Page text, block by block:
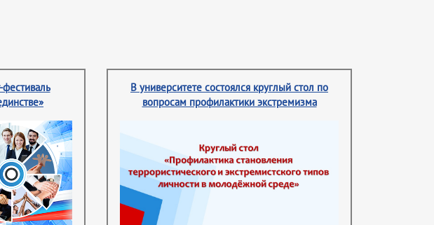
В университете состоялся круглый стол по
вопросам профилактики экстремизма